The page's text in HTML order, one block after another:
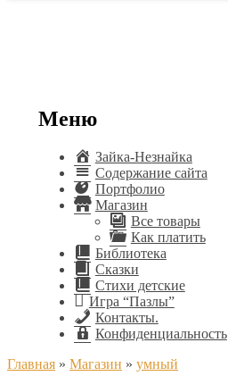
Меню
Зайка-Незнайка
Содержание сайта
Портфолио
Магазин
Все товары
Как платить
Библиотека
Сказки
Стихи детские
Игра “Пазлы”
Контакты.
Конфиденциальность
Главная » Магазин » умный